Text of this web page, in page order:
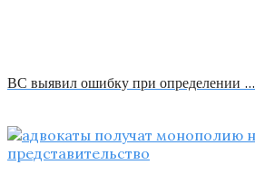
ВС выявил ошибку при определении …